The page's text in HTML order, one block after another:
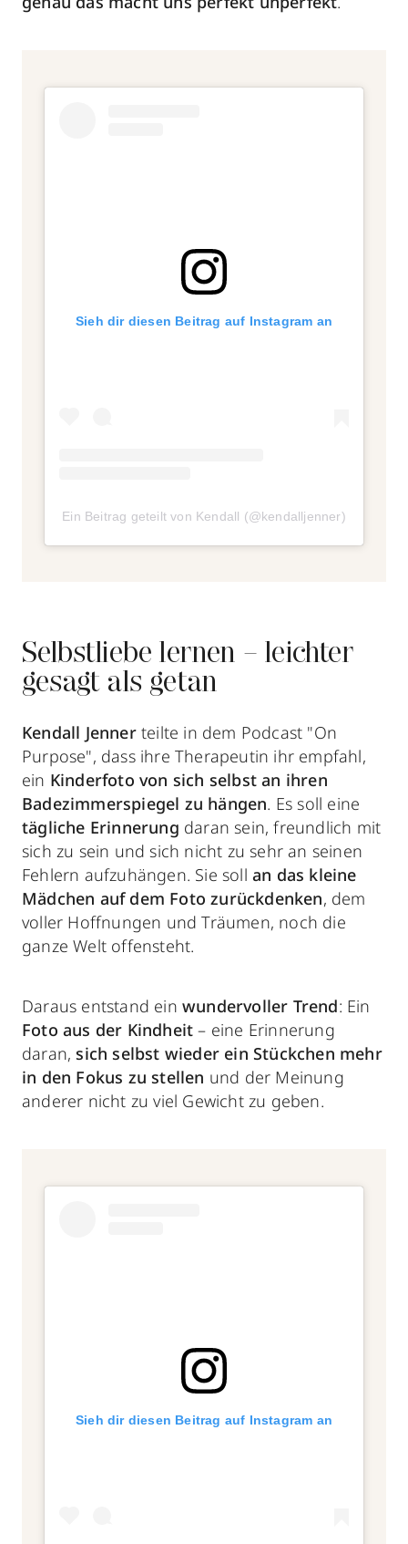
Sieh dir diesen Beitrag auf Instagram an
Ein Beitrag geteilt von Kendall (@kendalljenner)
Selbstliebe lernen – leichter
gesagt als getan
Kendall Jennerteilte in dem Podcast "On
Purpose", dass ihre Therapeutin ihr empfahl,
ein Kinderfoto von sich selbst an ihren
Badezimmerspiegel zu hängen. Es soll eine
tägliche Erinnerung daran sein, freundlich mit
sich zu sein und sich nicht zu sehr an seinen
Fehlern aufzuhängen. Sie soll an das kleine
Mädchen auf dem Foto zurückdenken, dem
voller Hoffnungen und Träumen, noch die
ganze Welt offensteht.
Daraus entstand ein wundervoller Trend: Ein
Foto aus der Kindheit – eine Erinnerung
daran, sich selbst wieder ein Stückchen mehr
in den Fokus zu stellen und der Meinung
anderer nicht zu viel Gewicht zu geben.
Sieh dir diesen Beitrag auf Instagram an